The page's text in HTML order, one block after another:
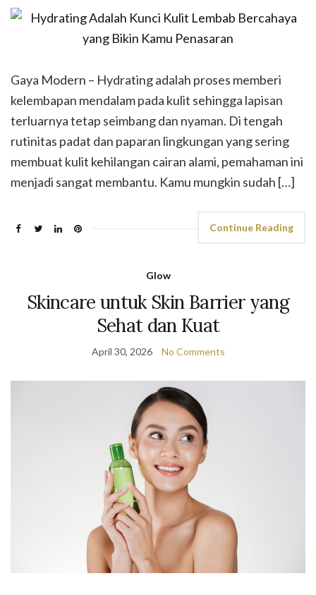
Gaya Modern – Hydrating adalah proses memberi
kelembapan mendalam pada kulit sehingga lapisan
terluarnya tetap seimbang dan nyaman. Di tengah
rutinitas padat dan paparan lingkungan yang sering
membuat kulit kehilangan cairan alami, pemahaman ini
menjadi sangat membantu. Kamu mungkin sudah […]
Continue Reading
Glow
Skincare untuk Skin Barrier yang
Sehat dan Kuat
April 30, 2026 No Comments